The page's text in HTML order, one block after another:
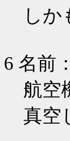
し
6 名前：
航空
真空